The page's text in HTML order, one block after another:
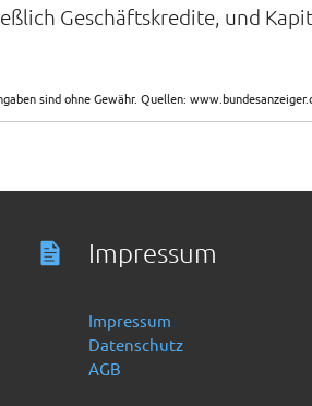
Geschäftskredite, und
sind ohne Gewähr. Quellen:
Impressum
Impressum
Datenschutz
AGB